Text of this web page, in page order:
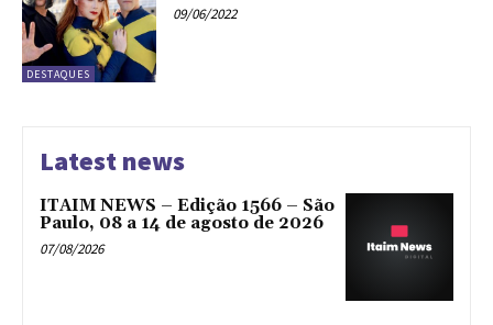
DESTAQUES
09/06/2022
Latest news
ITAIM NEWS – Edição 1566 – São
Paulo, 08 a 14 de agosto de 2026
07/08/2026